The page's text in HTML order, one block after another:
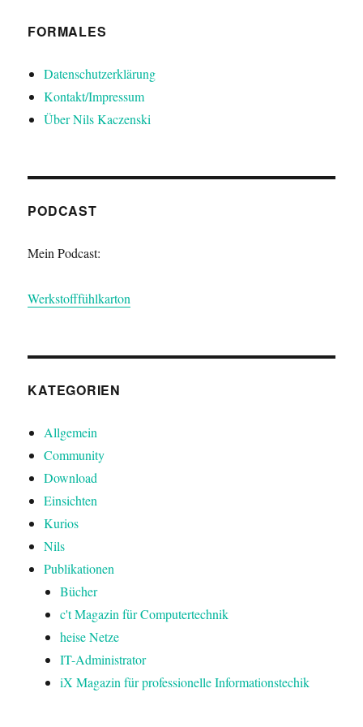
FORMALES
Datenschutzerklärung
Kontakt/Impressum
Über Nils Kaczenski
PODCAST
Mein Podcast:
Werkstofffühlkarton
KATEGORIEN
Allgemein
Community
Download
Einsichten
Kurios
Nils
Publikationen
Bücher
c't Magazin für Computertechnik
heise Netze
IT-Administrator
iX Magazin für professionelle Informationstechik